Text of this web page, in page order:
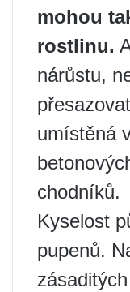
mohou
rostlinu.
nárůstu,
umístěná
chodníků.
Kyselost
pupenů.